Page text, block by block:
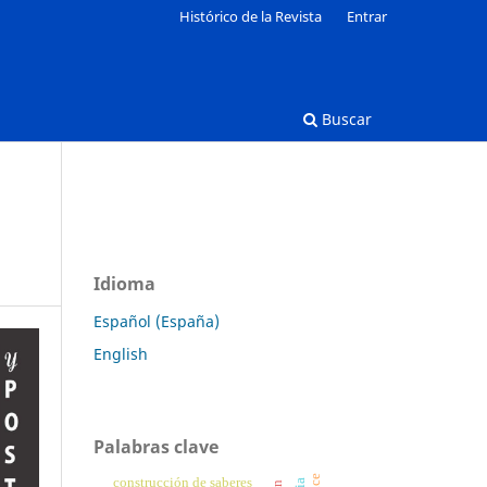
Buscar
Histórico de la Revista Entrar
Idioma
Español (España)
English
Palabras clave
construcción de saberes